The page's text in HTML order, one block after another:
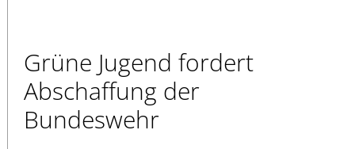
Grüne Jugend fordert
Abschaffung der
Bundeswehr